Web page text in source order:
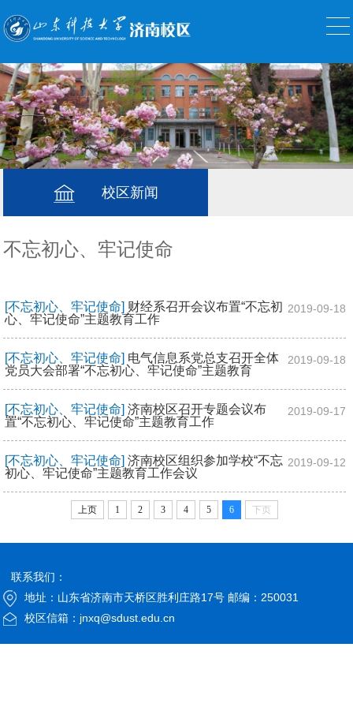
校区新闻
不忘初心、牢记使命
[不忘初心、牢记使命] 财经系召开会议布置“不忘初
心、牢记使命”主题教育工作
2019-09-18
[不忘初心、牢记使命] 电气信息系党总支召开全体
党员大会部署“不忘初心、牢记使命”主题教育
2019-09-18
[不忘初心、牢记使命]济南校区召开专题会议布
置“不忘初心、牢记使命”主题教育工作
2019-09-17
[不忘初心、牢记使命]济南校区组织参加学校“不忘
初心、牢记使命”主题教育工作会议
2019-09-12
上页 1 2 3 4 5 6 下页
联系我们：
地址：山东省济南市天桥区胜利庄路17号 邮编：250031
校区信箱：jnxq@sdust.edu.cn